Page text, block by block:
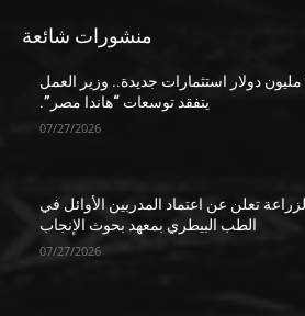
منشورات شائعة
100 مليون دولار استثمارات جديدة.. وزير العمل
يتفقد توسعات “هاندا مصر”.
07/27/2026
تعلن عن اعتماد المدربين الأوائل في
الطب البيطري بمعهد بحوث الإنجاب
07/27/2026